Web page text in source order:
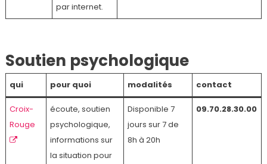
par internet.
Soutien psychologique
qui pour quoi modalités contact
Croix-
Rouge
écoute, soutien
psychologique,
informations sur
la situation pour
Disponible 7
jours sur 7 de
8h à 20h
09.70.28.30.00